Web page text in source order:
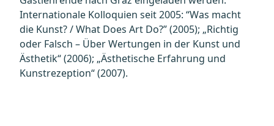
Internationale Kolloquien seit 2005: “Was macht
die Kunst? / What Does Art Do?” (2005); „Richtig
oder Falsch – Über Wertungen in der Kunst und
Ästhetik“ (2006); „Ästhetische Erfahrung und
Kunstrezeption“ (2007).